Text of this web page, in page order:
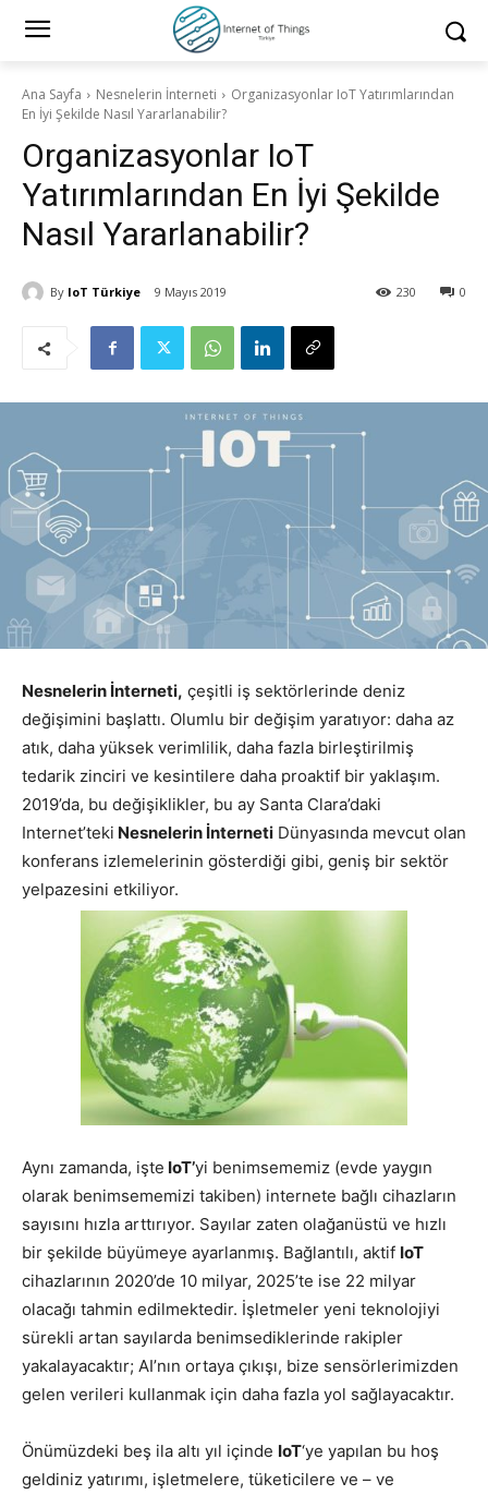
Ana Sayfa Nesnelerin İnterneti
Organizasyonlar IoT Yatırımlarından
En İyi Şekilde Nasıl Yararlanabilir?
Organizasyonlar IoT
Yatırımlarından En İyi Şekilde
Nasıl Yararlanabilir?
By IoT Türkiye 9 Mayıs 2019 0
230
Nesnelerin İnterneti, çeşitli iş sektörlerinde deniz
değişimini başlattı. Olumlu bir değişim yaratıyor: daha az
atık, daha yüksek verimlilik, daha fazla birleştirilmiş
tedarik zinciri ve kesintilere daha proaktif bir yaklaşım.
2019’da, bu değişiklikler, bu ay Santa Clara’daki
Internet’teki Nesnelerin İnterneti Dünyasında mevcut olan
konferans izlemelerinin gösterdiği gibi, geniş bir sektör
yelpazesini etkiliyor.
Aynı zamanda, işte IoT’yi benimsememiz (evde yaygın
olarak benimsememizi takiben) internete bağlı cihazların
sayısını hızla arttırıyor. Sayılar zaten olağanüstü ve hızlı
bir şekilde büyümeye ayarlanmış. Bağlantılı, aktif IoT
cihazlarının 2020’de 10 milyar, 2025’te ise 22 milyar
olacağı tahmin edilmektedir. İşletmeler yeni teknolojiyi
sürekli artan sayılarda benimsediklerinde rakipler
yakalayacaktır; AI’nın ortaya çıkışı, bize sensörlerimizden
gelen verileri kullanmak için daha fazla yol sağlayacaktır.
Önümüzdeki beş ila altı yıl içinde IoT‘ye yapılan bu hoş
geldiniz yatırımı, işletmelere, tüketicilere ve – ve